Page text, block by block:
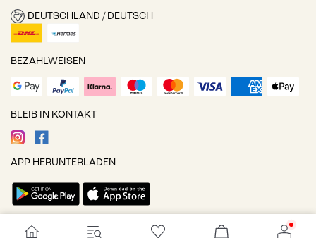
DEUTSCHLAND / DEUTSCH
BEZAHLWEISEN
BLEIB IN KONTAKT
APP HERUNTERLADEN